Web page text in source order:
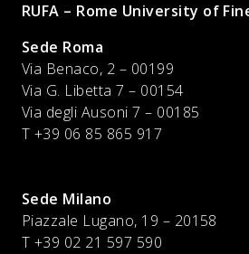
RUFA – Rome University of
Sede Roma
Via Benaco, 2 – 00199
Via G. Libetta 7 – 00154
Via degli Ausoni 7 – 00185
T +39 06 85 865 917
Sede Milano
Piazzale Lugano, 19 – 20158
T +39 02 21 597 590